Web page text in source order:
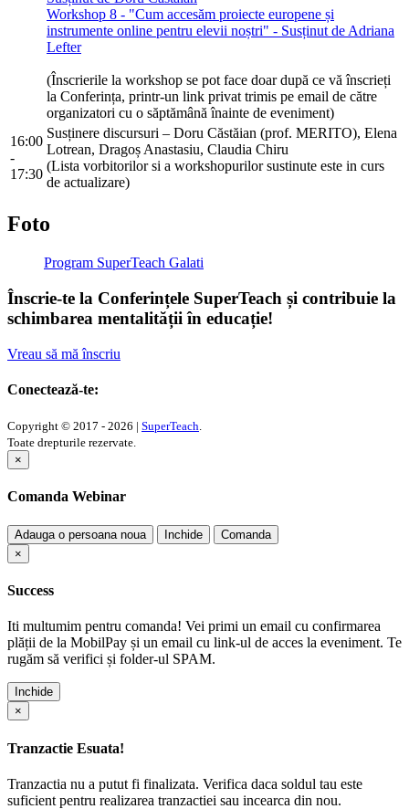
Workshop 8 - "Cum accesăm proiecte europene și
instrumente online pentru elevii noștri" - Susținut de Adriana
Lefter
(Înscrierile la workshop se pot face doar după ce vă înscrieți
la Conferința, printr-un link privat trimis pe email de către
organizatori cu o săptămână înainte de eveniment)
16:00
-
17:30
Susținere discursuri – Doru Căstăian (prof. MERITO), Elena
Lotrean, Dragoș Anastasiu, Claudia Chiru
(Lista vorbitorilor si a workshopurilor sustinute este in curs
de actualizare)
Foto
Program SuperTeach Galati
Înscrie-te la Conferințele SuperTeach și contribuie la
schimbarea mentalității în educație!
Vreau să mă înscriu
Conectează-te:
Copyright © 2017 - 2026 | SuperTeach.
Toate drepturile rezervate.
×
Comanda Webinar
Adauga o persoana noua Inchide
Comanda
×
Success
Iti multumim pentru comanda! Vei primi un email cu confirmarea
plății de la MobilPay și un email cu link-ul de acces la eveniment. Te
rugăm să verifici și folder-ul SPAM.
Inchide
×
Tranzactie Esuata!
Tranzactia nu a putut fi finalizata. Verifica daca soldul tau este
suficient pentru realizarea tranzactiei sau incearca din nou.